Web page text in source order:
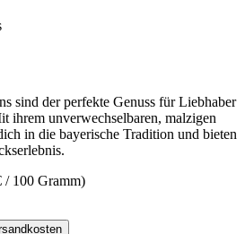
sind der perfekte Genuss für Liebhaber
ihrem unverwechselbaren, malzigen
in die bayerische Tradition und bieten
/ 100 Gramm)